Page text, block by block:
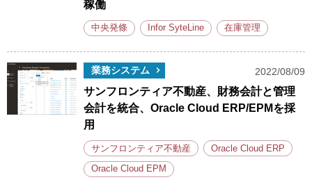
稼働
中央発條 Infor SyteLine 在庫管理
業務システム 2022/08/09
サンフロンティア不動産、財務会計と管理
会計を統合、Oracle Cloud ERP/EPMを採
用
サンフロンティア不動産 Oracle Cloud ERP
Oracle Cloud EPM